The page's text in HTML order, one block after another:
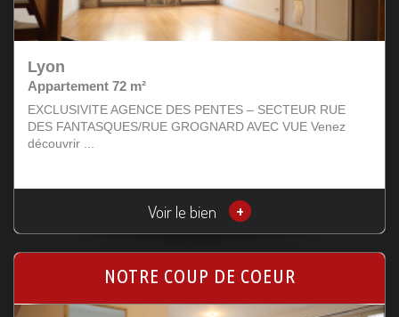
Lyon
Appartement 72 m²
EXCLUSIVITE AGENCE DES PENTES – SECTEUR RUE
DES FANTASQUES/RUE GROGNARD AVEC VUE Venez
découvrir ...
Voir le bien +
NOTRE COUP DE COEUR